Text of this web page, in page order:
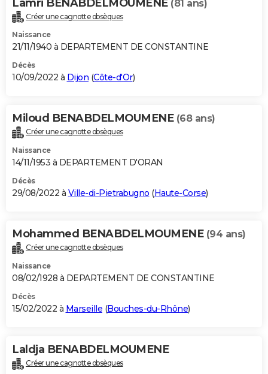
Lamri BENABDELMOUMENE (81 ans)
Créer une cagnotte obsèques
Naissance
21/11/1940 à DEPARTEMENT DE CONSTANTINE
Décès
10/09/2022 à Dijon (Côte-d'Or)
Miloud BENABDELMOUMENE (68 ans)
Créer une cagnotte obsèques
Naissance
14/11/1953 à DEPARTEMENT D'ORAN
Décès
29/08/2022 à Ville-di-Pietrabugno (Haute-Corse)
Mohammed BENABDELMOUMENE (94 ans)
Créer une cagnotte obsèques
Naissance
08/02/1928 à DEPARTEMENT DE CONSTANTINE
Décès
15/02/2022 à Marseille (Bouches-du-Rhône)
Laldja BENABDELMOUMENE
Créer une cagnotte obsèques